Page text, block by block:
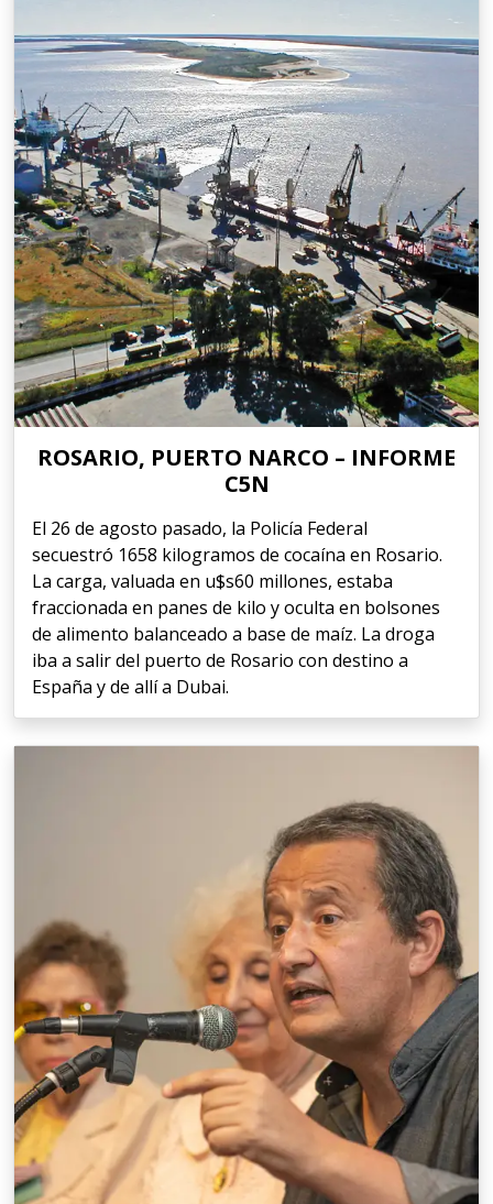
ROSARIO, PUERTO NARCO – INFORME
C5N
El 26 de agosto pasado, la Policía Federal
secuestró 1658 kilogramos de cocaína en Rosario.
La carga, valuada en u$s60 millones, estaba
fraccionada en panes de kilo y oculta en bolsones
de alimento balanceado a base de maíz. La droga
iba a salir del puerto de Rosario con destino a
España y de allí a Dubai.